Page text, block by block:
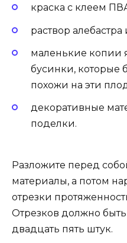
краска с клеем
раствор
маленькие копии
бусинки, которые
похожи на эти
декоративные
поделки.
Разложите перед
материалы, а потом
отрезки
Отрезков должно
двадцать пять штук.